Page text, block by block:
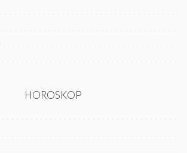
HOROSKOP